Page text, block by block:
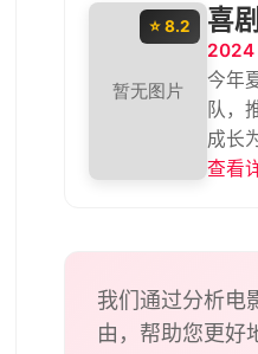
⭐ 8.2 喜
2024
今年
队，
成长为喜剧之王! 幽默--爆梗频出，
查看
我们通过分析电
由，帮助您更好